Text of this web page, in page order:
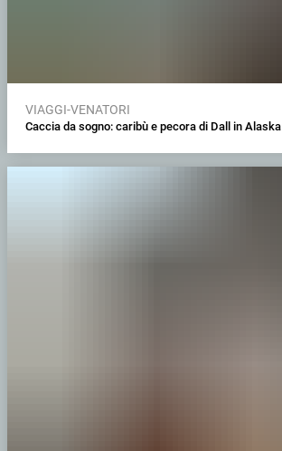
VIAGGI-VENATORI
Caccia da sogno: caribù e pecora di Dall in Alaska